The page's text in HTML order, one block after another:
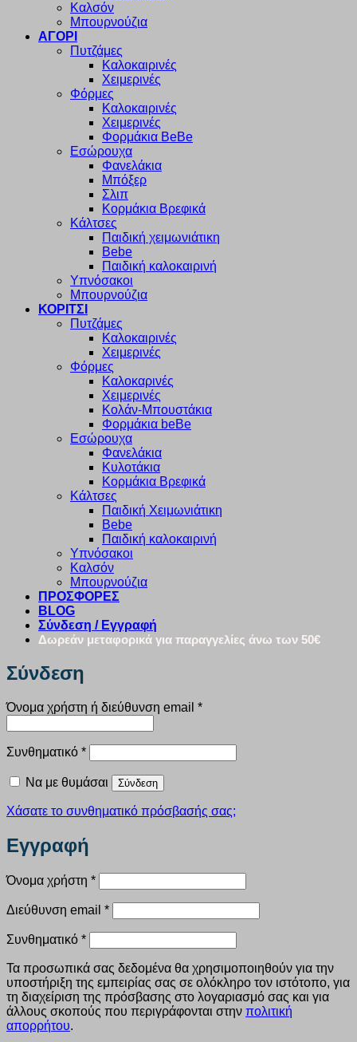
Καλσόν
Μπουρνούζια
ΑΓΟΡΙ
Πυτζάμες
Καλοκαιρινές
Χειμερινές
Φόρμες
Καλοκαιρινές
Χειμερινές
Φορμάκια BeBe
Εσώρουχα
Φανελάκια
Μπόξερ
Σλιπ
Κορμάκια Βρεφικά
Κάλτσες
Παιδική χειμωνιάτικη
Bebe
Παιδική καλοκαιρινή
Υπνόσακοι
Μπουρνούζια
ΚΟΡΙΤΣΙ
Πυτζάμες
Καλοκαιρινές
Χειμερινές
Φόρμες
Καλοκαρινές
Χειμερινές
Κολάν-Μπουστάκια
Φορμάκια beBe
Εσώρουχα
Φανελάκια
Κυλοτάκια
Κορμάκια Βρεφικά
Κάλτσες
Παιδική Χειμωνιάτικη
Bebe
Παιδική καλοκαιρινή
Υπνόσακοι
Καλσόν
Μπουρνούζια
ΠΡΟΣΦΟΡΕΣ
BLOG
Σύνδεση / Εγγραφή
Δωρεάν μεταφορικά για παραγγελίες άνω των 50€
Σύνδεση
Όνομα χρήστη ή διεύθυνση email *Απαιτείται
Συνθηματικό *Απαιτείται
Να με θυμάσαι Σύνδεση
Χάσατε το συνθηματικό πρόσβασής σας;
Εγγραφή
Όνομα χρήστη *Απαιτείται
Διεύθυνση email *Απαιτείται
Συνθηματικό *Απαιτείται
Τα προσωπικά σας δεδομένα θα χρησιμοποιηθούν για την
υποστήριξη της εμπειρίας σας σε ολόκληρο τον ιστότοπο, για
τη διαχείριση της πρόσβασης στο λογαριασμό σας και για
άλλους σκοπούς που περιγράφονται στην πολιτική
απορρήτου.